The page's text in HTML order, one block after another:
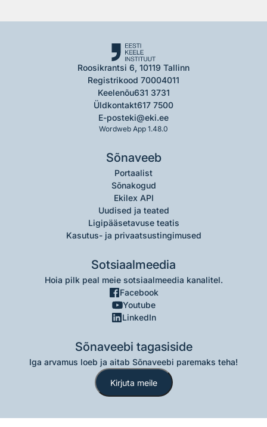
Roosikrantsi 6, 10119 Tallinn
Registrikood 70004011
Keelenõu631 3731
Üldkontakt617 7500
E-posteki@eki.ee
Wordweb App 1.48.0
Sõnaveeb
Portaalist
Sõnakogud
Ekilex API
Uudised ja teated
Ligipääsetavuse teatis
Kasutus- ja privaatsustingimused
Sotsiaalmeedia
Hoia pilk peal meie sotsiaalmeedia kanalitel.
Facebook
Youtube
LinkedIn
Sõnaveebi tagasiside
Iga arvamus loeb ja aitab Sõnaveebi paremaks teha!
Kirjuta meile